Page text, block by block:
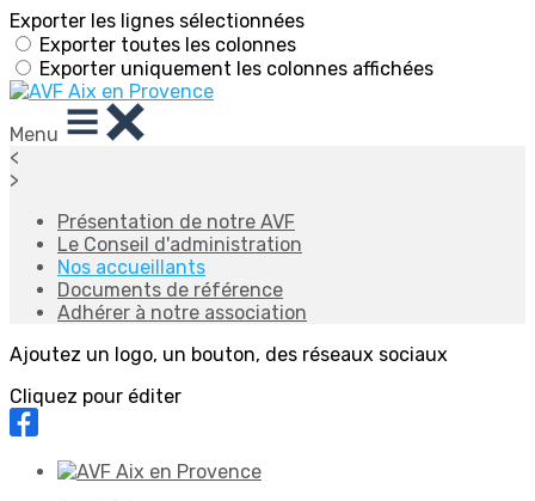
Exporter les lignes sélectionnées
Exporter toutes les colonnes
Exporter uniquement les colonnes affichées
Menu
<
>
Présentation de notre AVF
Le Conseil d'administration
Nos accueillants
Documents de référence
Adhérer à notre association
Ajoutez un logo, un bouton, des réseaux sociaux
Cliquez pour éditer